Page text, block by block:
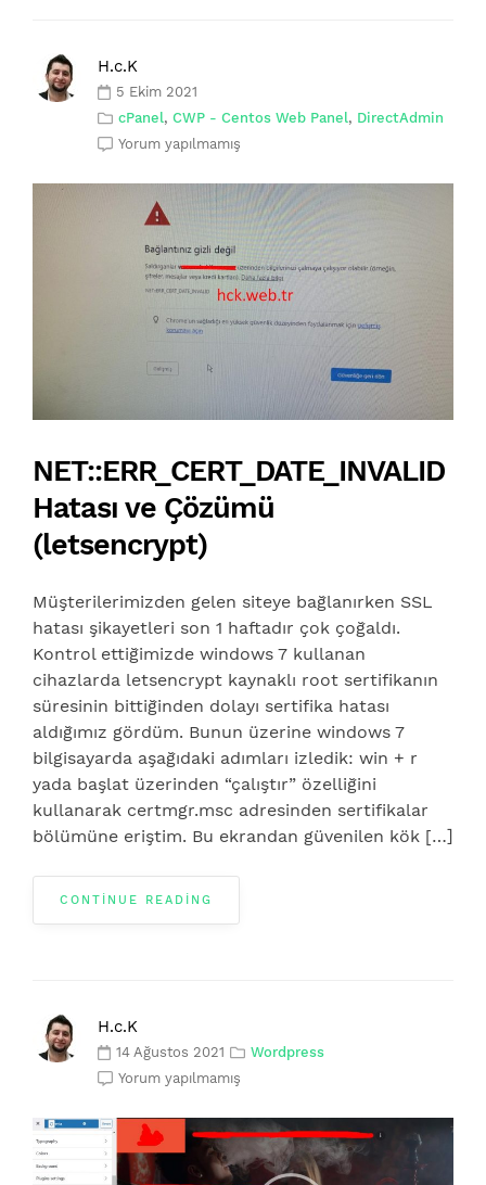
H.c.K
5 Ekim 2021
cPanel, CWP - Centos Web Panel, DirectAdmin
Yorum yapılmamış
NET::ERR_CERT_DATE_INVALID
Hatası ve Çözümü
(letsencrypt)
Müşterilerimizden gelen siteye bağlanırken SSL
hatası şikayetleri son 1 haftadır çok çoğaldı.
Kontrol ettiğimizde windows 7 kullanan
cihazlarda letsencrypt kaynaklı root sertifikanın
süresinin bittiğinden dolayı sertifika hatası
aldığımız gördüm. Bunun üzerine windows 7
bilgisayarda aşağıdaki adımları izledik: win + r
yada başlat üzerinden “çalıştır” özelliğini
kullanarak certmgr.msc adresinden sertifikalar
bölümüne eriştim. Bu ekrandan güvenilen kök […]
CONTINUE READING
H.c.K
14 Ağustos 2021
Wordpress
Yorum yapılmamış